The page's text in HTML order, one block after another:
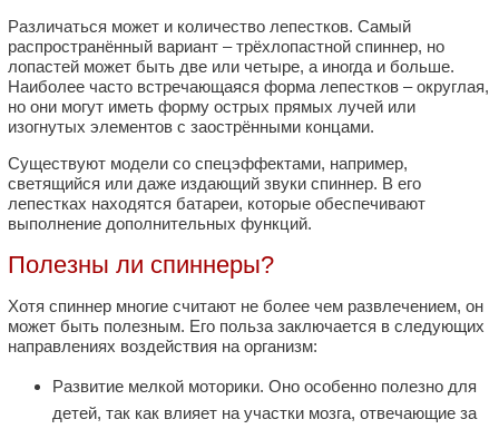
Различаться может и количество лепестков. Самый
распространённый вариант – трёхлопастной спиннер, но
лопастей может быть две или четыре, а иногда и больше.
Наиболее часто встречающаяся форма лепестков – округлая,
но они могут иметь форму острых прямых лучей или
изогнутых элементов с заострёнными концами.
Существуют модели со спецэффектами, например,
светящийся или даже издающий звуки спиннер. В его
лепестках находятся батареи, которые обеспечивают
выполнение дополнительных функций.
Полезны ли спиннеры?
Хотя спиннер многие считают не более чем развлечением, он
может быть полезным. Его польза заключается в следующих
направлениях воздействия на организм:
Развитие мелкой моторики. Оно особенно полезно для
детей, так как влияет на участки мозга, отвечающие за